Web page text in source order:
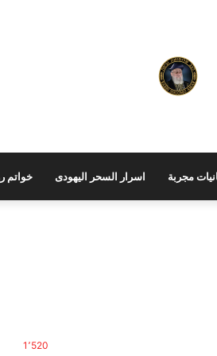
مجربة اسرار السحر اليهودى خواتم
1٬520